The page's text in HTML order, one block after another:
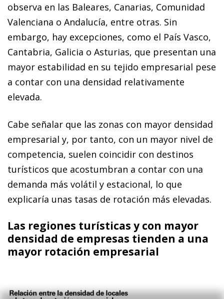
observa en las Baleares, Canarias, Comunidad
Valenciana o Andalucía, entre otras. Sin
embargo, hay excepciones, como el País Vasco,
Cantabria, Galicia o Asturias, que presentan una
mayor estabilidad en su tejido empresarial pese
a contar con una densidad relativamente
elevada.
Cabe señalar que las zonas con mayor densidad
empresarial y, por tanto, con un mayor nivel de
competencia, suelen coincidir con destinos
turísticos que acostumbran a contar con una
demanda más volátil y estacional, lo que
explicaría unas tasas de rotación más elevadas.
Las regiones turísticas y con mayor
densidad de empresas tienden a una
mayor rotación empresarial